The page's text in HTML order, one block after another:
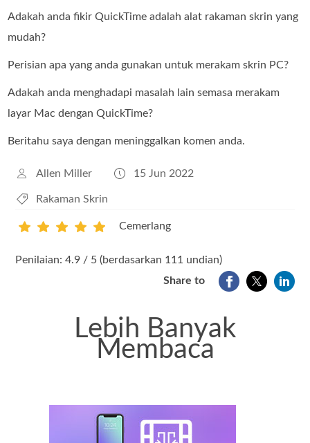
Adakah anda fikir QuickTime adalah alat rakaman skrin yang
mudah?
Perisian apa yang anda gunakan untuk merakam skrin PC?
Adakah anda menghadapi masalah lain semasa merakam
layar Mac dengan QuickTime?
Beritahu saya dengan meninggalkan komen anda.
Allen Miller 15 Jun 2022
Rakaman Skrin
Cemerlang
Penilaian: 4.9 / 5 (berdasarkan 111 undian)
Share to
Lebih Banyak
Membaca